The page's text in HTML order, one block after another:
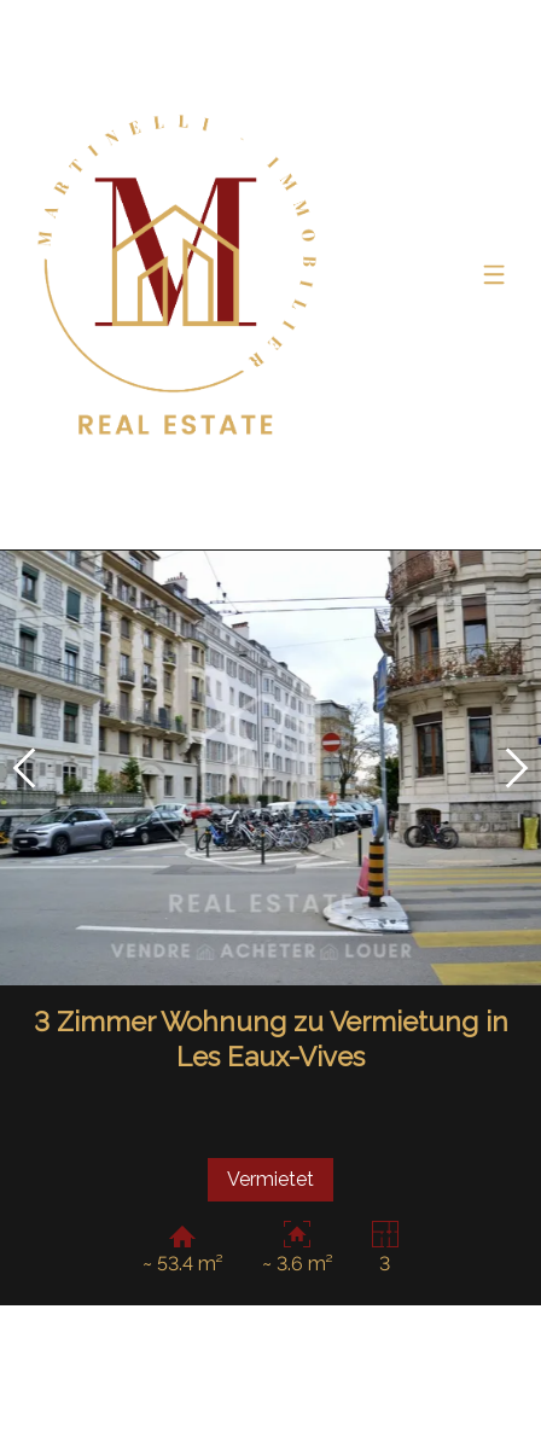
3 Zimmer Wohnung zu Vermietung in
Les Eaux-Vives
Vermietet
~ 53.4 m² ~ 3.6 m² 3